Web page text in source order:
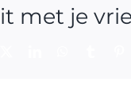
met je